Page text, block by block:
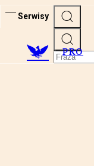
Serwisy
PRO